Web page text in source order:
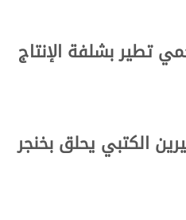
تطير بشلفة الإنتاج
الكتبي يحلق بخنجر